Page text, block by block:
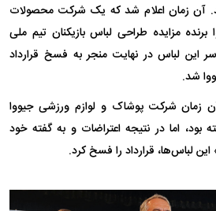
آن زمان اعلام شد که یک شرکت محصولات
برنده مزایده طراحی لباس بازیکنان تیم ملی
این لباس در نهایت منجر به فسخ قرارداد
شد.
زمان شرکت پوشاک و لوازم ورزشی جیووا
بود، اما در نتیجه اعتراضات و به گفته خود
لباس‌ها، قرارداد را فسخ کرد.